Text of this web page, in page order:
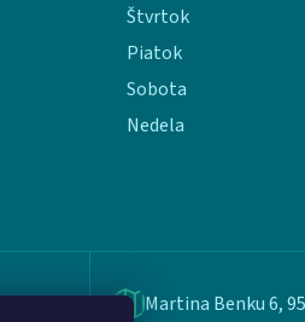
Štvrtok
Piatok
Sobota
Nedela
Martina Benku 6,